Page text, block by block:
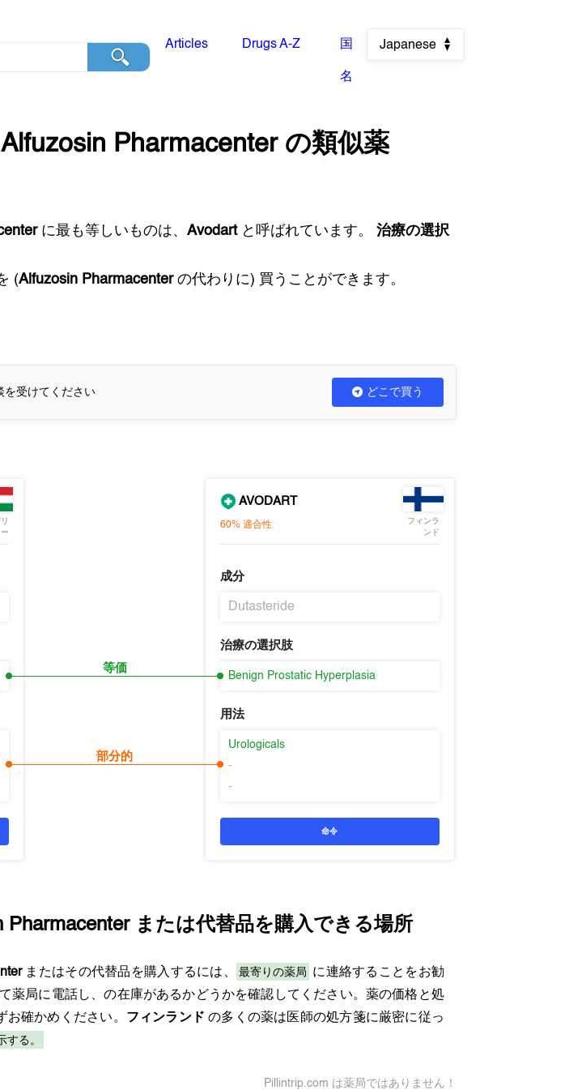
Articles Drugs A-Z 国
名
Japanese
Alfuzosin Pharmacenterの類似薬
に最も等しいものは、Avodartと呼ばれています。
治療の選択
(Alfuzosin Pharmacenterの代わりに) 買うことができます。
を受けてください どこで買う
ー
等価
部分的
AVODART
60% 適合性
フィンラ
ンド
成分
Dutasteride
治療の選択肢
Benign Prostatic Hyperplasia
用法
Urologicals
-
-
命令
Pharmacenterまたは代替品を購入できる場所
またはその代替品を購入するには、 最寄りの薬局 に連絡することをお勧
薬局に電話し、の在庫があるかどうかを確認してください。薬の価格と処
確かめください。 フィンランド の多くの薬は医師の処方箋に厳密に従っ
する。
Pillintrip.com は薬局ではありません！